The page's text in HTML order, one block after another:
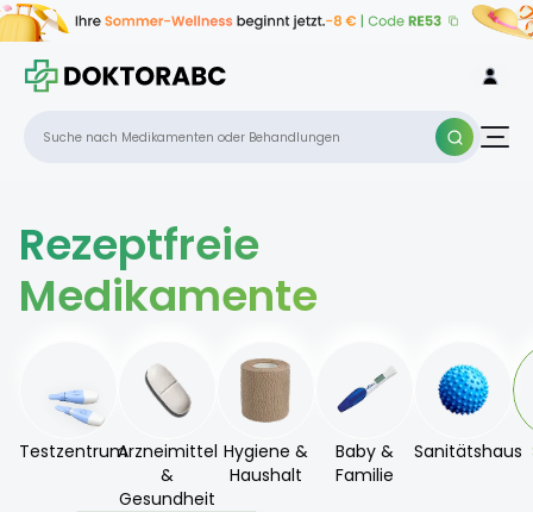
Rezeptfreie
Medikamente
TestzentrumArzneimittel
&
Gesundheit
Hygiene &
Haushalt
Baby &
Familie
Sanitätshaus